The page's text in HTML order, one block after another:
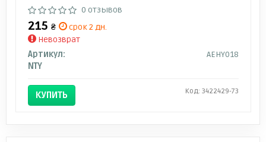
0 отзывов
215 ₴
срок 2 дн.
Невозврат
Артикул:
AEHY018
NTY
КУПИТЬ Код: 3422429-73